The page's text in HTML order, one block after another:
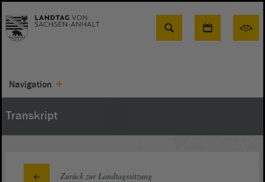
Suche
Navigation
Transkript
Zurück zur Landtagssitzung